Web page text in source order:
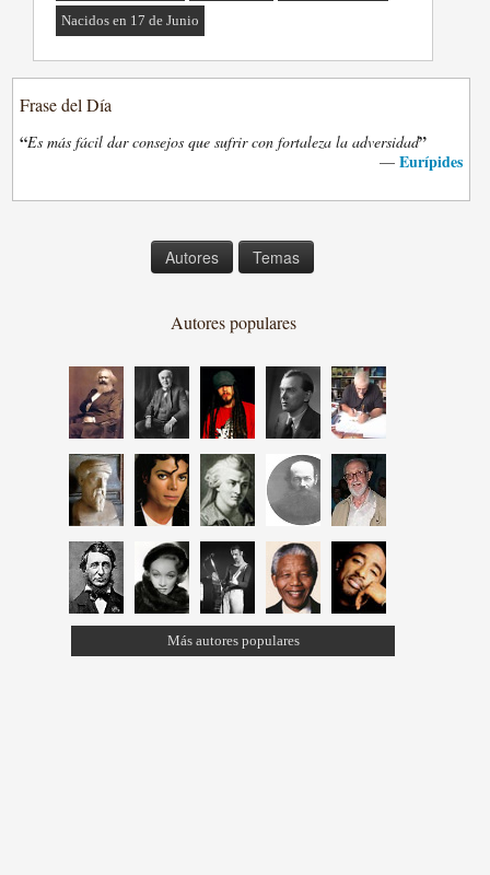
Nacidos en 17 de Junio
Frase del Día
“Es más fácil dar consejos que sufrir con fortaleza la adversidad”
— Eurípides
Autores Temas
Autores populares
Más autores populares